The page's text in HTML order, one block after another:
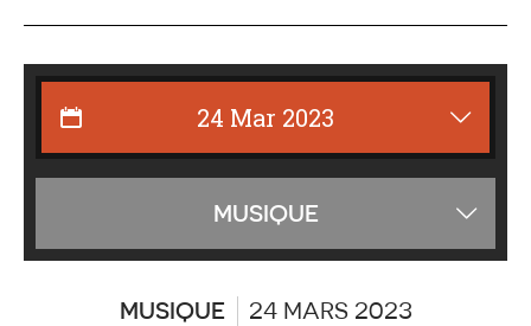
MUSIQUE
les
MUSIQUE 24 MARS 2023